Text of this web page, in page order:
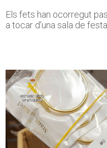
Els fets han ocorregut
a tocar d'una sala de festa